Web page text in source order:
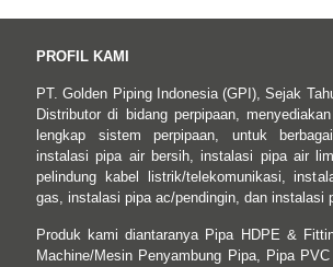
PROFIL KAMI
PT. Golden Piping Indonesia (GPI), Sejak
Distributor di bidang perpipaan,
lengkap sistem perpipaan, untuk
instalasi pipa air bersih, instalasi pipa air
pelindung kabel listrik/telekomunikasi,
gas, instalasi pipa ac/pendingin, dan instalasi
Produk kami diantaranya Pipa HDPE &
Machine/Mesin Penyambung Pipa, Pipa